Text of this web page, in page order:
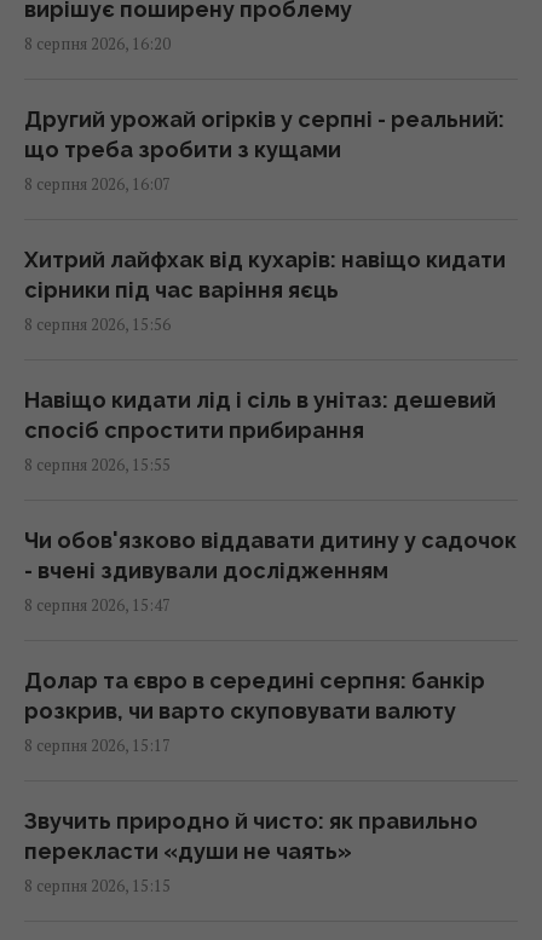
Обрання суддів МКС: що сталось з
кандидатом від України
Євросоюз прискорив роботу над власним
аналогом Starlink
Уся лінійка iPhone 17 може подорожчати
вже в понеділок: що відбувається
Чоловіка висміювали за посадку 11 тисяч
дерев: за кілька років усі побачили
14:50 субота, 08 серпня 2026
Росія знищує українське сільське
Forbes
14:41 субота, 08 серпня 2026
ракети для Patriot, - Зеленський
14:41 субота, 08 серпня 2026
вирішує поширену проблему
8 серпня 2026, 16:20
Другий урожай огірків у серпні - реальний:
що треба зробити з кущами
8 серпня 2026, 16:07
Хитрий лайфхак від кухарів: навіщо кидати
сірники під час варіння яєць
8 серпня 2026, 15:56
Навіщо кидати лід і сіль в унітаз: дешевий
спосіб спростити прибирання
8 серпня 2026, 15:55
Чи обов'язково віддавати дитину у садочок
- вчені здивували дослідженням
8 серпня 2026, 15:47
Долар та євро в середині серпня: банкір
розкрив, чи варто скуповувати валюту
8 серпня 2026, 15:17
Звучить природно й чисто: як правильно
перекласти «души не чаять»
8 серпня 2026, 15:15